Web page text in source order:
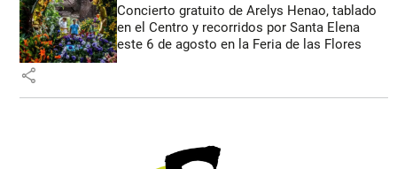
Concierto gratuito de Arelys Henao, tablado
en el Centro y recorridos por Santa Elena
este 6 de agosto en la Feria de las Flores
share